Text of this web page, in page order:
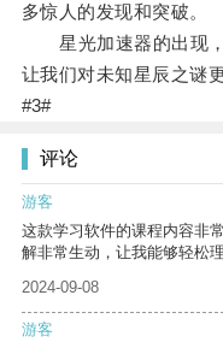
多惊人的发现和突破。
星光加速器的出现，
让我们对未知星辰之谜
#3#
评论
游客
这款学习软件的课程内容非
解非常生动，让我能够轻松
2024-09-08
游客